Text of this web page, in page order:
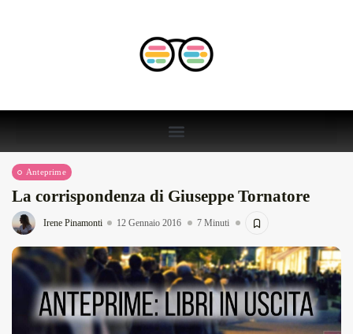
Anteprime
La corrispondenza di Giuseppe Tornatore
Irene Pinamonti 12 Gennaio 2016 7 Minuti